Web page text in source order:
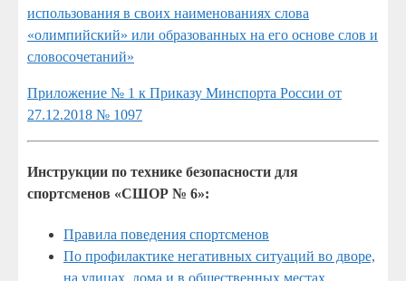
использования в своих наименованиях слова
«олимпийский» или образованных на его основе слов и
словосочетаний»
Приложение № 1 к Приказу Минспорта России от
27.12.2018 № 1097
Инструкции по технике безопасности для
спортсменов «СШОР № 6»:
Правила поведения спортсменов
По профилактике негативных ситуаций во дворе,